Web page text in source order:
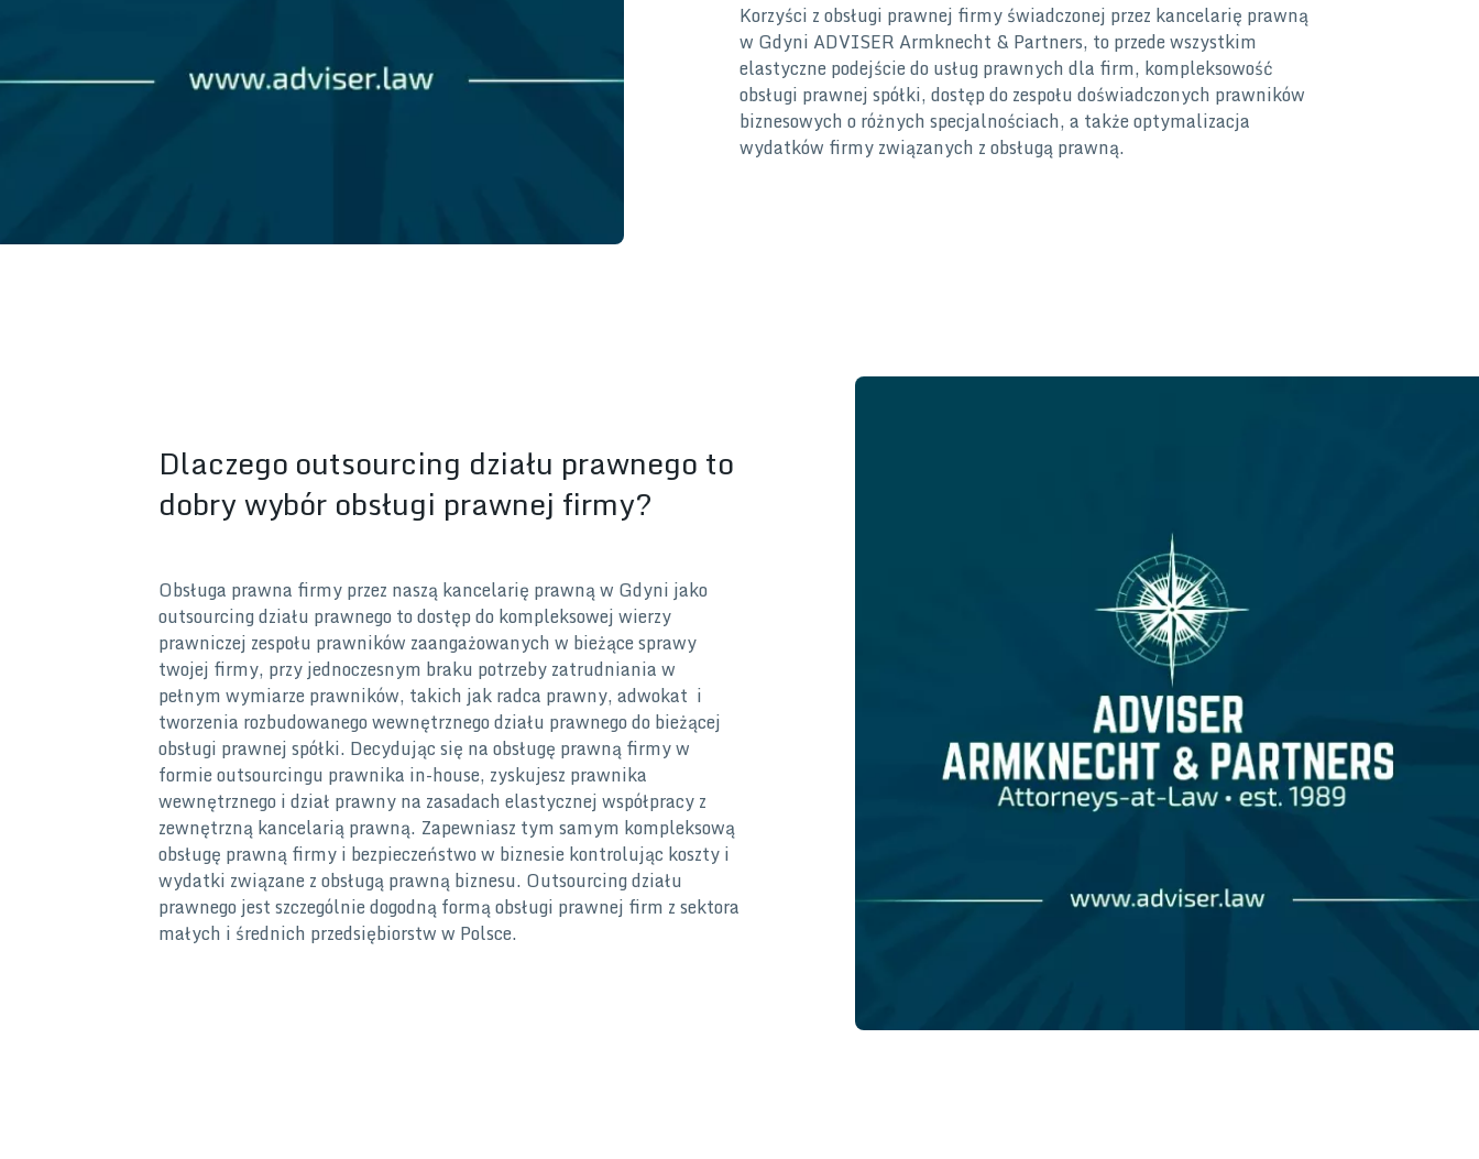
Korzyści z obsługi prawnej firmy świadczonej przez kancelarię prawną
w Gdyni ADVISER Armknecht & Partners, to przede wszystkim
elastyczne podejście do usług prawnych dla firm, kompleksowość
obsługi prawnej spółki, dostęp do zespołu doświadczonych prawników
biznesowych o różnych specjalnościach, a także optymalizacja
wydatków firmy związanych z obsługą prawną.
Dlaczego outsourcing działu prawnego to
dobry wybór obsługi prawnej firmy?
Obsługa prawna firmy przez naszą kancelarię prawną w Gdyni jako
outsourcing działu prawnego to dostęp do kompleksowej wierzy
prawniczej zespołu prawników zaangażowanych w bieżące sprawy
twojej firmy, przy jednoczesnym braku potrzeby zatrudniania w
pełnym wymiarze prawników, takich jak radca prawny, adwokat i
tworzenia rozbudowanego wewnętrznego działu prawnego do bieżącej
obsługi prawnej spółki. Decydując się na obsługę prawną firmy w
formie outsourcingu prawnika in-house, zyskujesz prawnika
wewnętrznego i dział prawny na zasadach elastycznej współpracy z
zewnętrzną kancelarią prawną. Zapewniasz tym samym kompleksową
obsługę prawną firmy i bezpieczeństwo w biznesie kontrolując koszty i
wydatki związane z obsługą prawną biznesu. Outsourcing działu
prawnego jest szczególnie dogodną formą obsługi prawnej firm z sektora
małych i średnich przedsiębiorstw w Polsce.